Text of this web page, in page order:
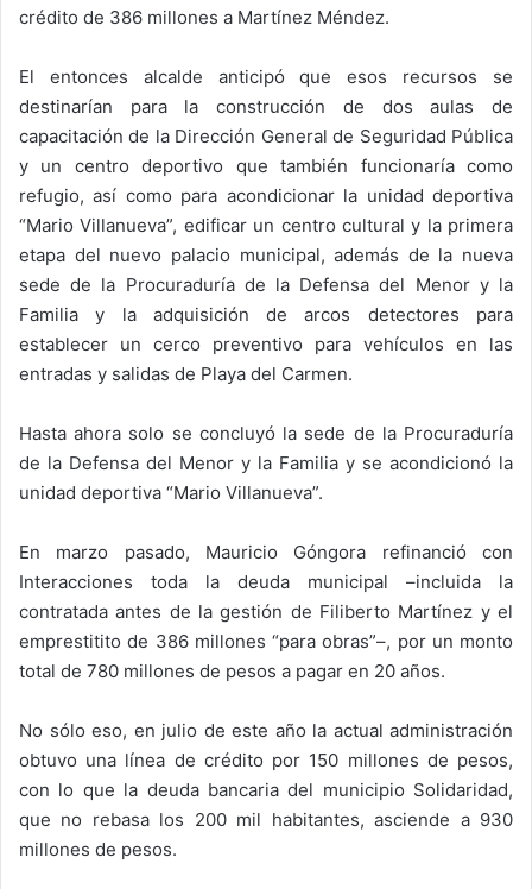
crédito de 386 millones a Martínez Méndez.
El entonces alcalde anticipó que esos recursos se
destinarían para la construcción de dos aulas de
capacitación de la Dirección General de Seguridad Pública
y un centro deportivo que también funcionaría como
refugio, así como para acondicionar la unidad deportiva
“Mario Villanueva”, edificar un centro cultural y la primera
etapa del nuevo palacio municipal, además de la nueva
sede de la Procuraduría de la Defensa del Menor y la
Familia y la adquisición de arcos detectores para
establecer un cerco preventivo para vehículos en las
entradas y salidas de Playa del Carmen.
Hasta ahora solo se concluyó la sede de la Procuraduría
de la Defensa del Menor y la Familia y se acondicionó la
unidad deportiva “Mario Villanueva”.
En marzo pasado, Mauricio Góngora refinanció con
Interacciones toda la deuda municipal –incluida la
contratada antes de la gestión de Filiberto Martínez y el
emprestitito de 386 millones “para obras”–, por un monto
total de 780 millones de pesos a pagar en 20 años.
No sólo eso, en julio de este año la actual administración
obtuvo una línea de crédito por 150 millones de pesos,
con lo que la deuda bancaria del municipio Solidaridad,
que no rebasa los 200 mil habitantes, asciende a 930
millones de pesos.